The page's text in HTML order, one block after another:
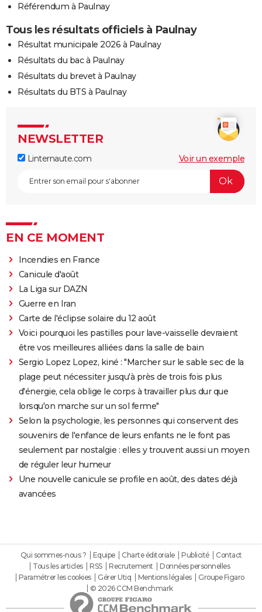
Référendum à Paulnay
Tous les résultats officiels à Paulnay
Résultat municipale 2026 à Paulnay
Résultats du bac à Paulnay
Résultats du brevet à Paulnay
Résultats du BTS à Paulnay
NEWSLETTER
Linternaute.com Voir un exemple
EN CE MOMENT
Incendies en France
Canicule d'août
La Liga sur DAZN
Guerre en Iran
Carte de l'éclipse solaire du 12 août
Voici pourquoi les pastilles pour lave-vaisselle devraient
être vos meilleures alliées dans la salle de bain
Sergio Lopez Lopez, kiné : "Marcher sur le sable sec de la
plage peut nécessiter jusqu'à près de trois fois plus
d'énergie, cela oblige le corps à travailler plus dur que
lorsqu'on marche sur un sol ferme"
Selon la psychologie, les personnes qui conservent des
souvenirs de l'enfance de leurs enfants ne le font pas
seulement par nostalgie : elles y trouvent aussi un moyen
de réguler leur humeur
Une nouvelle canicule se profile en août, des dates déjà
avancées
Qui sommes-nous ? Equipe Charte éditoriale Publicité
Contact
Tous les articles
RSS Recrutement
Données personnelles
Paramétrer les cookies
Gérer Utiq Mentions légales
Groupe Figaro
© 2026 CCM Benchmark